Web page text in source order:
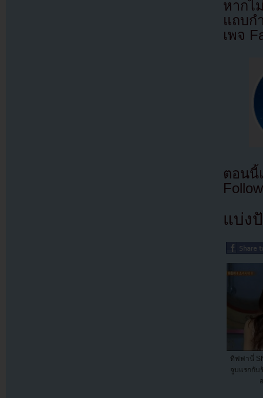
หากไ
แถบก
เพจ
ตอนนี้
แบ่ง
ทิฟฟานี่
จูบแรกกับ